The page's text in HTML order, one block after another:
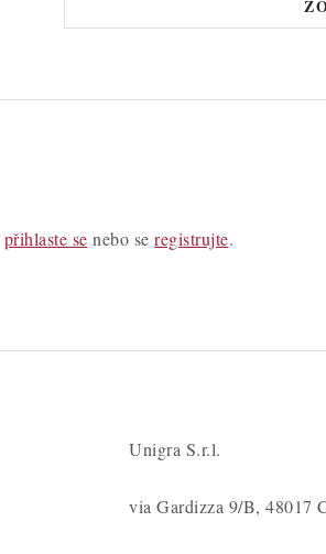
přihlaste se nebo se registrujte.
Unigra S.r.l.
via Gardizza 9/B, 48017